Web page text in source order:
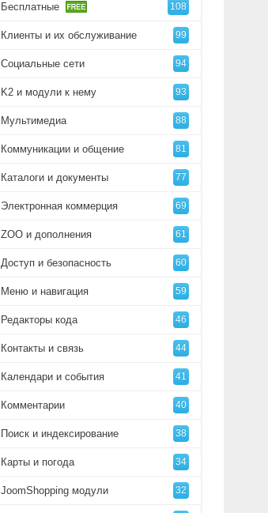
Бесплатные 108
Клиенты и их обслуживание 99
Социальные сети 94
K2 и модули к нему 93
Мультимедиа 88
Коммуникации и общение 81
Каталоги и документы 77
Электронная коммерция 69
ZOO и дополнения 61
Доступ и безопасность 60
Меню и навигация 59
Редакторы кода 46
Контакты и связь 44
Календари и события 41
Комментарии 40
Поиск и индексирование 38
Карты и погода 34
JoomShopping модули 32